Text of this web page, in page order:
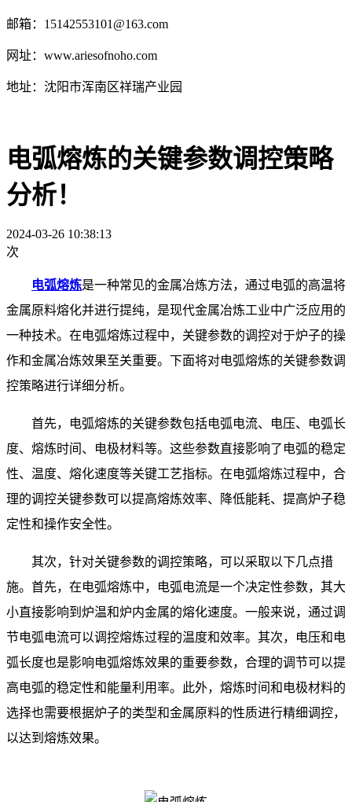
邮箱：15142553101@163.com
网址：www.ariesofnoho.com
地址：沈阳市浑南区祥瑞产业园
电弧熔炼的关键参数调控策略
分析！
2024-03-26 10:38:13
次
电弧熔炼是一种常见的金属冶炼方法，通过电弧的高温将
金属原料熔化并进行提纯，是现代金属冶炼工业中广泛应用的
一种技术。在电弧熔炼过程中，关键参数的调控对于炉子的操
作和金属冶炼效果至关重要。下面将对电弧熔炼的关键参数调
控策略进行详细分析。
首先，电弧熔炼的关键参数包括电弧电流、电压、电弧长
度、熔炼时间、电极材料等。这些参数直接影响了电弧的稳定
性、温度、熔化速度等关键工艺指标。在电弧熔炼过程中，合
理的调控关键参数可以提高熔炼效率、降低能耗、提高炉子稳
定性和操作安全性。
其次，针对关键参数的调控策略，可以采取以下几点措
施。首先，在电弧熔炼中，电弧电流是一个决定性参数，其大
小直接影响到炉温和炉内金属的熔化速度。一般来说，通过调
节电弧电流可以调控熔炼过程的温度和效率。其次，电压和电
弧长度也是影响电弧熔炼效果的重要参数，合理的调节可以提
高电弧的稳定性和能量利用率。此外，熔炼时间和电极材料的
选择也需要根据炉子的类型和金属原料的性质进行精细调控，
以达到熔炼效果。